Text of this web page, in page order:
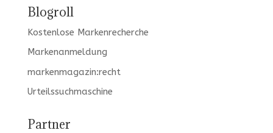
Blogroll
Kostenlose Markenrecherche
Markenanmeldung
markenmagazin:recht
Urteilssuchmaschine
Partner